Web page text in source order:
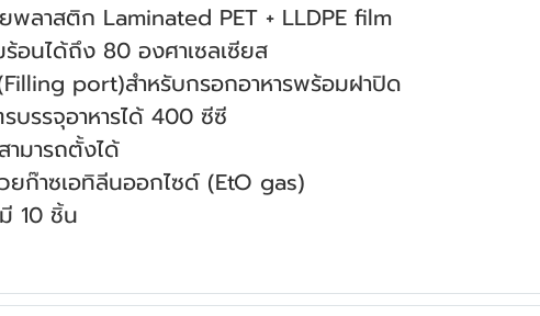
ลาสติก Laminated PET + LLDPE film
อนได้ถึง 80 องศาเซลเซียส
port)สำหรับกรอกอาหารพร้อมฝาปิด
บรรจุอาหารได้ 400 ซีซี
มารถตั้งได้
ยก๊าซเอทิลีนออกไซด์ (EtO gas)
10 ชิ้น